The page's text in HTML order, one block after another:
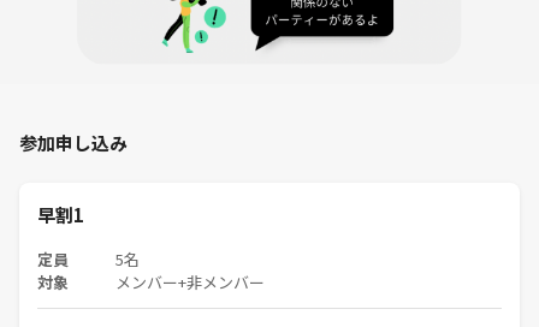
③お部屋に進み、お荷物を部屋の周りにあるソファー（荷物置き場）に
置きます（貴重品、携帯電話、名刺入れ、見てほしい資料などを持ちま
たらスタートしてください（名刺をお持ちの方はぜひ名刺交換をテーブ
＊はじめは着席式です！
（人数が極端に多くなったときは立席式となります）
⑤お互いに自分の仕事の簡単な紹介をします。聞いてほしいこと、聞き
参加申し込み
早割1
定員 5名
対象 メンバー+非メンバー